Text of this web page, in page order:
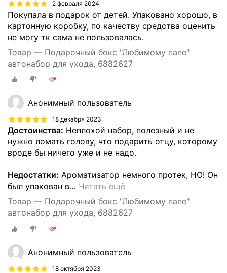
2 февраля 2024
Покупала в подарок от детей. Упаковано хорошо, в
картонную коробку, по качеству средства оценить
не могу тк сама не пользовалась.
Товар — Подарочный бокс "Любимому папе"
автонабор для ухода, 6882627
Анонимный пользователь
18 декабря 2023
Достоинства: Неплохой набор, полезный и не
нужно ломать голову, что подарить отцу, которому
вроде бы ничего уже и не надо.
Недостатки: Ароматизатор немного протек, НО! Он
был упакован в… Читать ещё
Товар — Подарочный бокс "Любимому папе"
автонабор для ухода, 6882627
Анонимный пользователь
18 октября 2023